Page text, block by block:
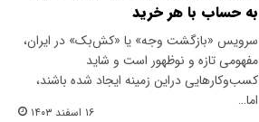
به حساب با هر خرید
سرویس «بازگشت وجه» یا «کش‌بک» در ایران،
مفهومی تازه و نوظهور است و شاید
کسب‌وکارهایی دراین زمینه ایجاد شده باشند،
اما…
۱۶ اسفند ۱۴۰۳